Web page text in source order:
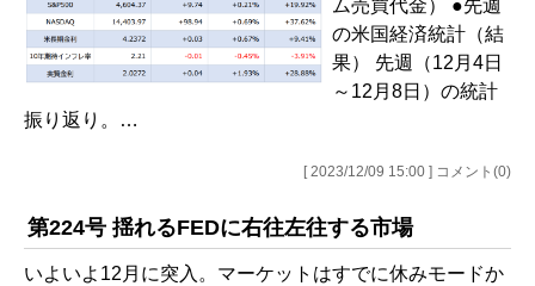
ム売買代金） ●先週
の米国経済統計（結
果） 先週（12月4日
～12月8日）の統計
振り返り。…
[ 2023/12/09 15:00 ] コメント(0)
第224号 揺れるFEDに右往左往する市場
いよいよ12月に突入。マーケットはすでに休みモードか